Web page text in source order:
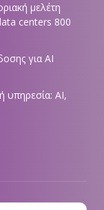
μελέτη
centers 800
για AI
υπηρεσία: AI,